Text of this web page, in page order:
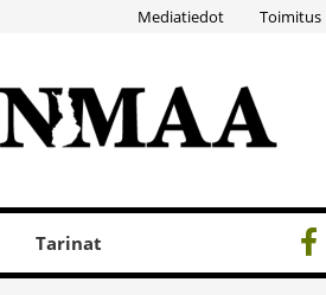
Mediatiedot Toimitus
Tarinat